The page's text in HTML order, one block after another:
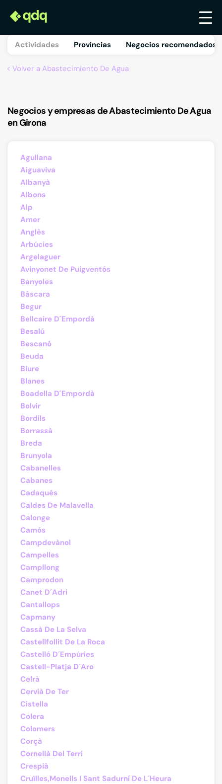
Actividades Provincias Negocios recomendados
Volver a Abastecimiento De Agua
Negocios y empresas de Abastecimiento De Agua
en Girona
Agullana
Aiguaviva
Albanyà
Albons
Alp
Amer
Anglès
Arbúcies
Argelaguer
Avinyonet De Puigventós
Banyoles
Bàscara
Begur
Bellcaire D´Empordà
Besalú
Bescanó
Beuda
Biure
Blanes
Boadella D´Empordà
Bolvir
Bordils
Borrassà
Breda
Brunyola
Cabanelles
Cabanes
Cadaqués
Caldes De Malavella
Calonge
Camós
Campdevànol
Campelles
Campllong
Camprodon
Canet D´Adri
Cantallops
Capmany
Cassà De La Selva
Castellfollit De La Roca
Castelló D´Empúries
Castell-Platja D´Aro
Celrà
Cervià De Ter
Cistella
Colera
Colomers
Corçà
Cornellà Del Terri
Crespià
Cruïlles,Monells I Sant Sadurní De L´Heura